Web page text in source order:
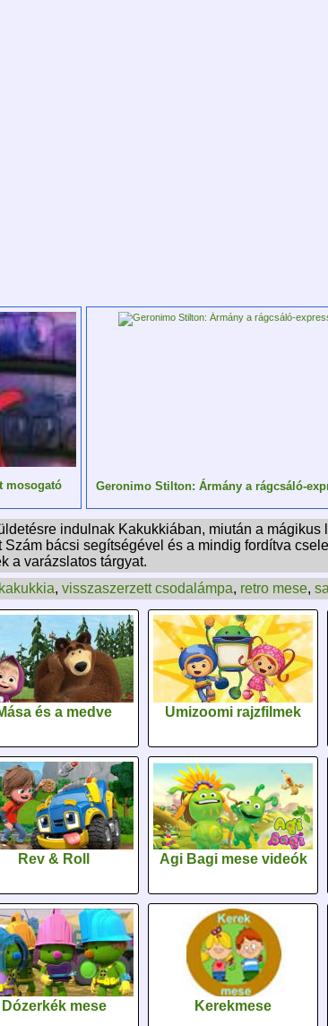
mosogató Geronimo Stilton: Ármány a rágcsáló-
indulnak Kakukkiában, miután a
bácsi segítségével és a mindig fordítva
a varázslatos tárgyat.
kakukkia, visszaszerzett csodalámpa, retro mese,
és a medve Umizoomi rajzfilmek
Rev & Roll Agi Bagi mese videók
Dózerkék mese Kerekmese